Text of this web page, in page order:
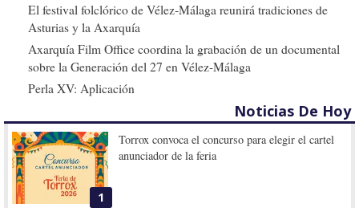
El festival folclórico de Vélez-Málaga reunirá tradiciones de
Asturias y la Axarquía
Axarquía Film Office coordina la grabación de un documental
sobre la Generación del 27 en Vélez-Málaga
Perla XV: Aplicación
Noticias De Hoy
1
Torrox convoca el concurso para elegir el cartel
anunciador de la feria